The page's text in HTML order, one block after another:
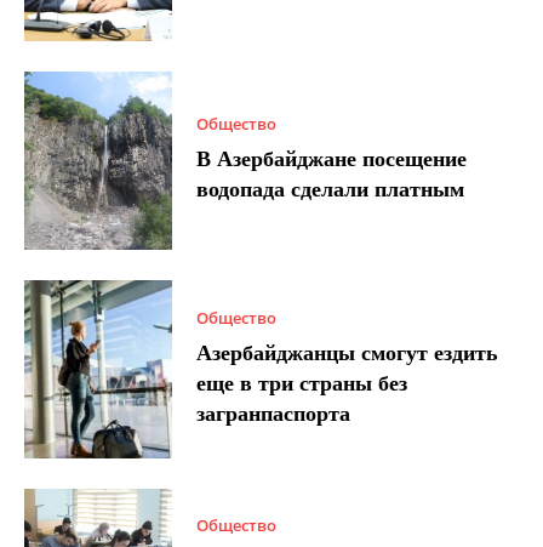
Общество
В Азербайджане посещение
водопада сделали платным
Общество
Азербайджанцы смогут ездить
еще в три страны без
загранпаспорта
Общество